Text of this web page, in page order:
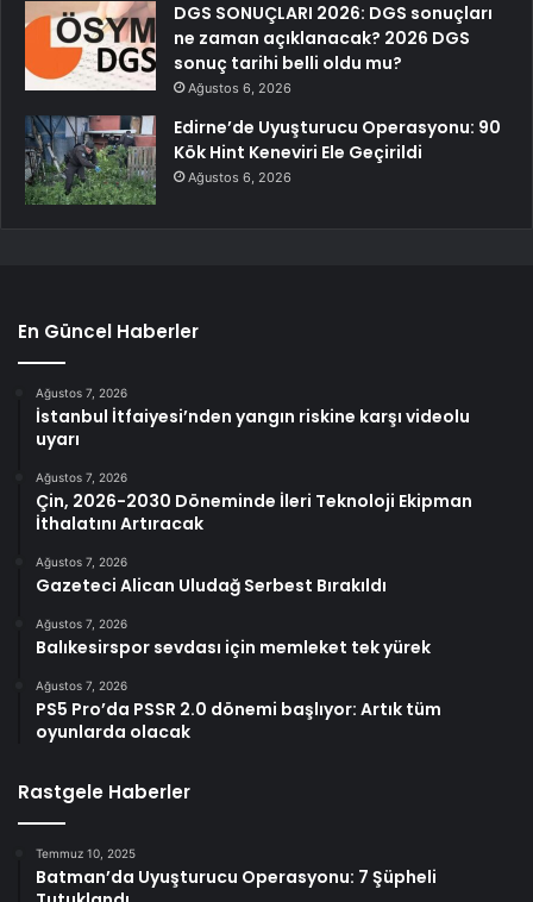
DGS SONUÇLARI 2026: DGS sonuçları
ne zaman açıklanacak? 2026 DGS
sonuç tarihi belli oldu mu?
Ağustos 6, 2026
Edirne’de Uyuşturucu Operasyonu: 90
Kök Hint Keneviri Ele Geçirildi
Ağustos 6, 2026
En Güncel Haberler
Ağustos 7, 2026
İstanbul İtfaiyesi’nden yangın riskine karşı videolu
uyarı
Ağustos 7, 2026
Çin, 2026-2030 Döneminde İleri Teknoloji Ekipman
İthalatını Artıracak
Ağustos 7, 2026
Gazeteci Alican Uludağ Serbest Bırakıldı
Ağustos 7, 2026
Balıkesirspor sevdası için memleket tek yürek
Ağustos 7, 2026
PS5 Pro’da PSSR 2.0 dönemi başlıyor: Artık tüm
oyunlarda olacak
Rastgele Haberler
Temmuz 10, 2025
Batman’da Uyuşturucu Operasyonu: 7 Şüpheli